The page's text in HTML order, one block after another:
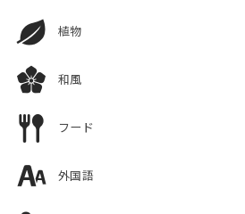
植物
和風
フード
外国語